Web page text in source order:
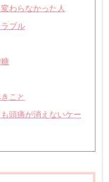
わらなかった人
ブル
こと
頭痛が消えないケー